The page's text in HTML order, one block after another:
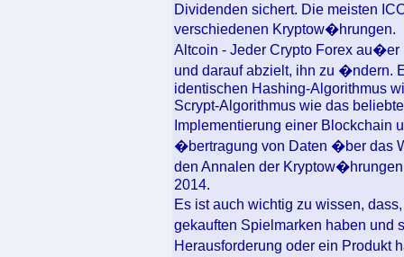
Dividenden sichert. Die meisten
verschiedenen Kryptow�hrungen.
Altcoin - Jeder Crypto Forex
und darauf abzielt, ihn zu �ndern.
identischen Hashing-Algorithmus
Scrypt-Algorithmus wie das
Implementierung einer
�bertragung von Daten �ber das
den Annalen der
2014.
Es ist auch wichtig zu wissen,
gekauften Spielmarken haben
Herausforderung oder ein